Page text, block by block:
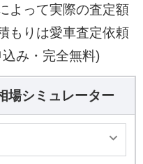
よって実際の査定額
もりは愛車査定依頼
み・完全無料)
場シミュレーター